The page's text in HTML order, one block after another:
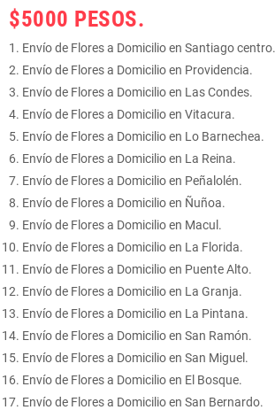
$5000 PESOS.
Envío de Flores a Domicilio en Santiago centro.
Envío de Flores a Domicilio en Providencia.
Envío de Flores a Domicilio en Las Condes.
Envío de Flores a Domicilio en Vitacura.
Envío de Flores a Domicilio en Lo Barnechea.
Envío de Flores a Domicilio en La Reina.
Envío de Flores a Domicilio en Peñalolén.
Envío de Flores a Domicilio en Ñuñoa.
Envío de Flores a Domicilio en Macul.
Envío de Flores a Domicilio en La Florida.
Envío de Flores a Domicilio en Puente Alto.
Envío de Flores a Domicilio en La Granja.
Envío de Flores a Domicilio en La Pintana.
Envío de Flores a Domicilio en San Ramón.
Envío de Flores a Domicilio en San Miguel.
Envío de Flores a Domicilio en El Bosque.
Envío de Flores a Domicilio en San Bernardo.